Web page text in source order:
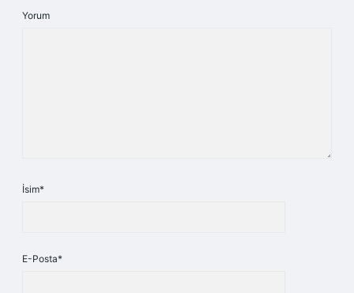
Yorum
İsim*
E-Posta*